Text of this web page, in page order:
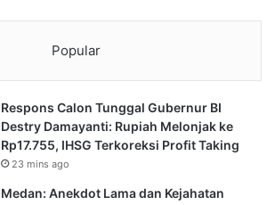
Popular
Respons Calon Tunggal Gubernur BI
Destry Damayanti: Rupiah Melonjak ke
Rp17.755, IHSG Terkoreksi Profit Taking
23 mins ago
Medan: Anekdot Lama dan Kejahatan